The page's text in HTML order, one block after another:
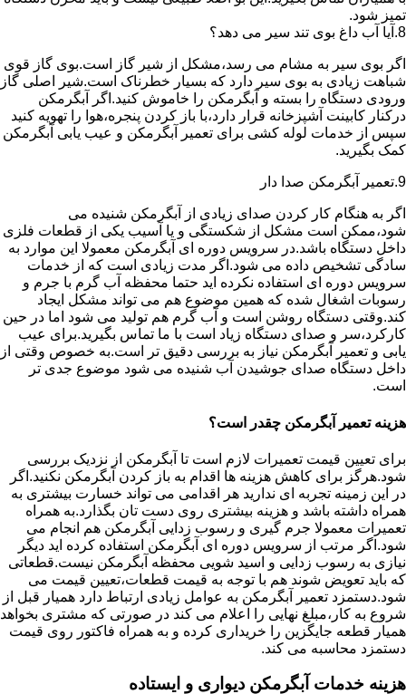
تمیز شود.
8.آیا آب داغ بوی تند سیر می دهد؟
اگر بوی سیر به مشام می رسد،مشکل از شیر گاز است.بوی گاز قوی
شباهت زیادی به بوی سیر دارد که بسیار خطرناک است.شیر اصلی گاز
ورودی دستگاه را بسته و آبگرمکن را خاموش کنید.اگر آبگرمکن
درکنار کابینت آشپزخانه قرار دارد،با باز کردن پنجره،هوا را تهویه کنید
سپس از خدمات لوله کشی برای تعمیر آبگرمکن و عیب یابی آبگرمکن
کمک بگیرید.
9.تعمیر آبگرمکن صدا دار
اگر به هنگام کار کردن صدای زیادی از آبگرمکن شنیده می
شود،ممکن است مشکل از شکستگی و یا آسیب یکی از قطعات فلزی
داخل دستگاه باشد.در سرویس دوره ای آبگرمکن معمولا این موارد به
سادگی تشخیص داده می شود.اگر مدت زیادی است که از خدمات
سرویس دوره ای استفاده نکرده اید حتما محفظه آب گرم با جرم و
رسوبات اشغال شده که همین موضوع هم می تواند مشکل ایجاد
کند.وقتی دستگاه روشن است و آب گرم هم تولید می شود اما در حین
کارکرد،سر و صدای دستگاه زیاد است با ما تماس بگیرید.برای عیب
یابی و تعمیر آبگرمکن نیاز به بررسی دقیق تر است.به خصوص وقتی از
داخل دستگاه صدای جوشیدن آب شنیده می شود موضوع جدی تر
است.
هزینه تعمیر آبگرمکن چقدر است؟
برای تعیین قیمت تعمیرات لازم است تا آبگرمکن از نزدیک بررسی
شود.هرگز برای کاهش هزینه ها اقدام به باز کردن آبگرمکن نکنید.اگر
در این زمینه تجربه ای ندارید هر اقدامی می تواند خسارت بیشتری به
همراه داشته باشد و هزینه بیشتری روی دست تان بگذارد.به همراه
تعمیرات معمولا جرم گیری و رسوب زدایی آبگرمکن هم انجام می
شود.اگر مرتب از سرویس دوره ای آبگرمکن استفاده کرده اید دیگر
نیازی به رسوب زدایی و اسید شویی محفظه آبگرمکن نیست.قطعاتی
که باید تعویض شوند هم با توجه به قیمت قطعات،تعیین قیمت می
شود.دستمزد تعمیر آبگرمکن به عوامل زیادی ارتباط دارد همیار قبل از
شروع به کار،مبلغ نهایی را اعلام می کند در صورتی که مشتری بخواهد
همیار قطعه جایگزین را خریداری کرده و به همراه فاکتور روی قیمت
دستمزد محاسبه می کند.
هزینه خدمات آبگرمکن دیواری و ایستاده